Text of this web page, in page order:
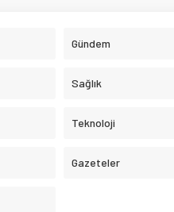
Gündem
Sağlık
Teknoloji
Gazeteler